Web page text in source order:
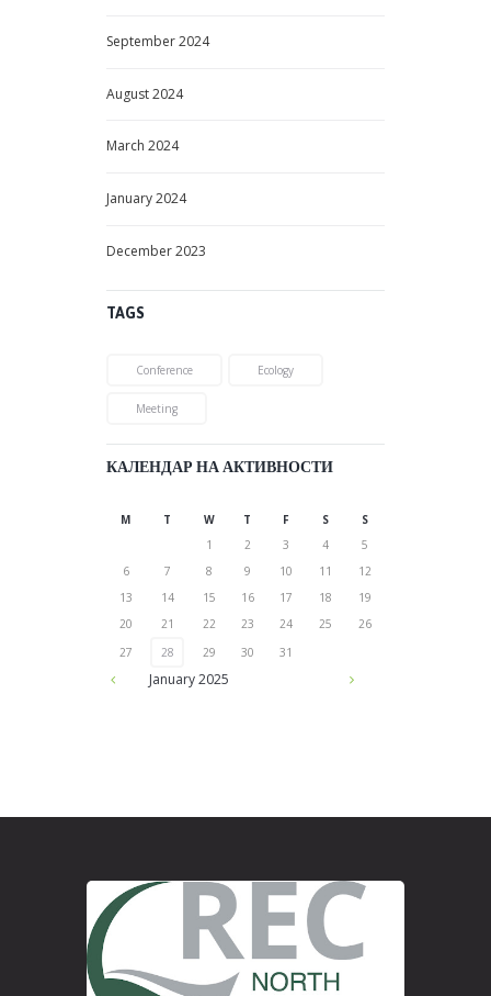
September2024
August2024
March 2024
January2024
December2023
TAGS
Conference Ecology
Meeting
КАЛЕНДАР НА АКТИВНОСТИ
M T W T F S S
January2025
1 2 3 4
5
6
7 8 9 10 11
12
13
14 15 16 17 18
19
20
21 22 23 24 25
26
27
28 29 30 31